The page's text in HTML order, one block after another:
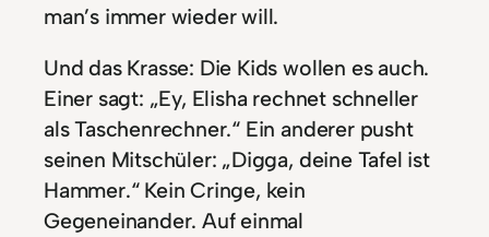
man’s immer wieder will.
Und das Krasse: Die Kids wollen es auch.
Einer sagt: „Ey, Elisha rechnet schneller
als Taschenrechner.“ Ein anderer pusht
seinen Mitschüler: „Digga, deine Tafel ist
Hammer.“ Kein Cringe, kein
Gegeneinander. Auf einmal